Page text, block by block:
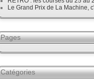
Le Grand Prix de La Machine,
Pages
Catégories